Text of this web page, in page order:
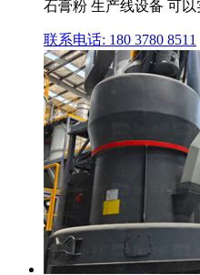
石膏粉 生产线设备 可
联系电话: 180 3780 8511